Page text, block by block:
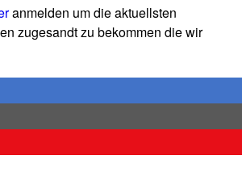
anmelden um die aktuellsten
zugesandt zu bekommen die wir